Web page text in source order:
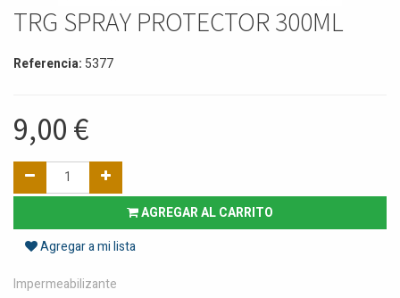
TRG SPRAY PROTECTOR 300ML
Referencia: 5377
9,00 €
AGREGAR AL CARRITO
Agregar a mi lista
Impermeabilizante